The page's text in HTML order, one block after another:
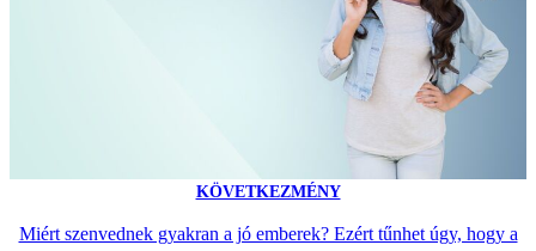
KÖVETKEZMÉNY
Miért szenvednek gyakran a jó emberek? Ezért tűnhet úgy, hogy a